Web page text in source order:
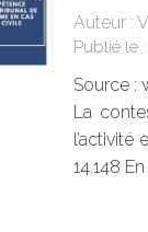
Auteur :
Publié le :
Source :
La
14.148